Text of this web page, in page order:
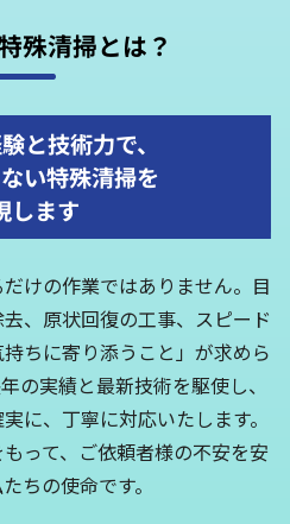
殊清掃とは？
と技術力で、
い特殊清掃を
します
けの作業ではありません。目
、原状回復の工事、スピード
ちに寄り添うこと」が求めら
の実績と最新技術を駆使し、
に、丁寧に対応いたします。
って、ご依頼者様の不安を安
ちの使命です。